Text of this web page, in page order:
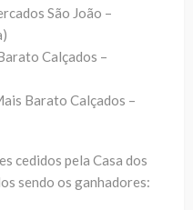
São João –
Calçados –
Barato Calçados –
cedidos pela Casa dos
sendo os ganhadores: